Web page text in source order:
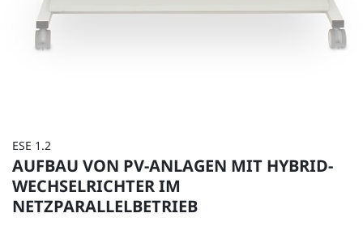
ESE 1.2
AUFBAU VON PV-ANLAGEN MIT HYBRID-
WECHSELRICHTER IM
NETZPARALLELBETRIEB